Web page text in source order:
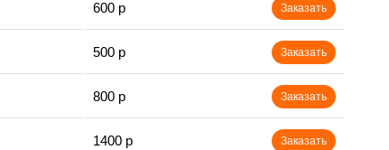
600 р Заказать
500 р Заказать
800 р Заказать
1400 р Заказать